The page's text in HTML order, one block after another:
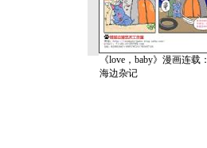
《love，baby》漫画连载：
海边杂记